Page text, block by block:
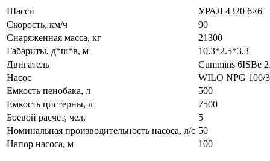
Шасси
УРАЛ 4320 6×6
Скорость, км/ч
90
Снаряженная масса, кг
21300
Габариты, д*ш*в, м
10.3*2.5*3.3
Двигатель
Cummins 6ISBe
Насос
WILO NPG 100/
Емкость пенобака, л
500
Емкость цистерны, л
7500
Боевой расчет, чел.
5
Номинальная производительность насоса, л/с 50
Напор насоса, м
100